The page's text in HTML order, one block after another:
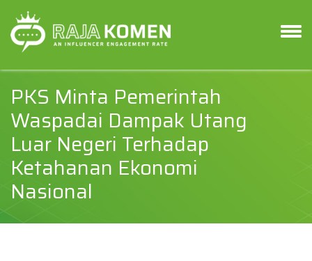
PKS Minta Pemerintah
Waspadai Dampak Utang
Luar Negeri Terhadap
Ketahanan Ekonomi
Nasional